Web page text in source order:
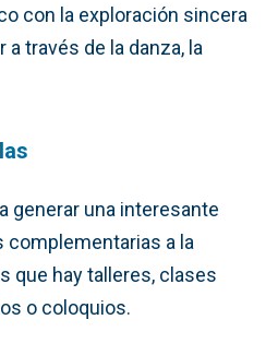
con la exploración sincera
través de la danza, la
generar una interesante
complementarias a la
que hay talleres, clases
o coloquios.